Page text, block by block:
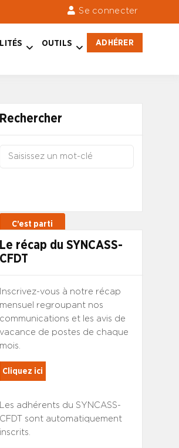
Se connecter
OUTILS ADHÉRER
Rechercher
Le récap du SYNCASS-
CFDT
Inscrivez-vous à notre récap
mensuel regroupant nos
communications et les avis de
vacance de postes de chaque
mois.
Cliquez ici
Les adhérents du SYNCASS-
CFDT sont automatiquement
inscrits.